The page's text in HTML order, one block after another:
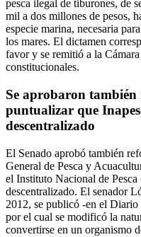
pesca ilegal de tiburones, de
mil a dos millones de pesos,
especie marina, necesaria
los mares. El dictamen
favor y se remitió a la
constitucionales.
Se aprobaron
puntualizar que
descentralizado
El Senado aprobó también
General de Pesca y
el Instituto Nacional de
descentralizado. El senador
2012, se publicó -en el
por el cual se modificó la
convertirse en un organismo